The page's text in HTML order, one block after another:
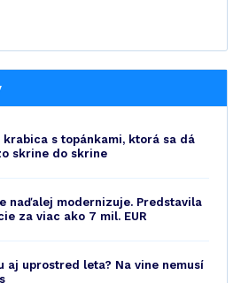
krabica s topánkami, ktorá sa dá
skrine do skrine
naďalej modernizuje. Predstavila
za viac ako 7 mil. EUR
aj uprostred leta? Na vine nemusí